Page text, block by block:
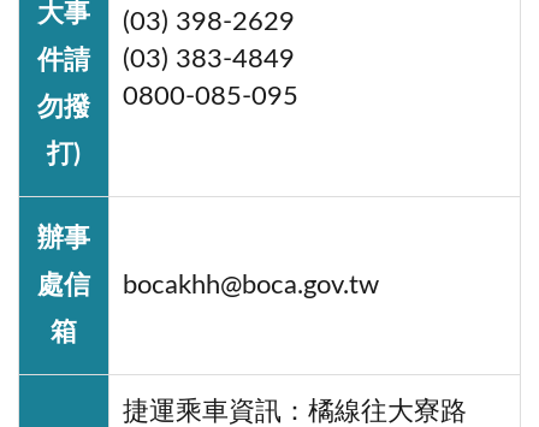
大事
件請
勿撥
打)
(03) 398-2629
(03) 383-4849
0800-085-095
辦事
處信
箱
bocakhh@boca.gov.tw
捷運乘車資訊：橘線往大寮路